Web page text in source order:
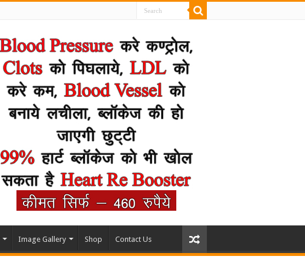
Image Gallery Shop Contact Us